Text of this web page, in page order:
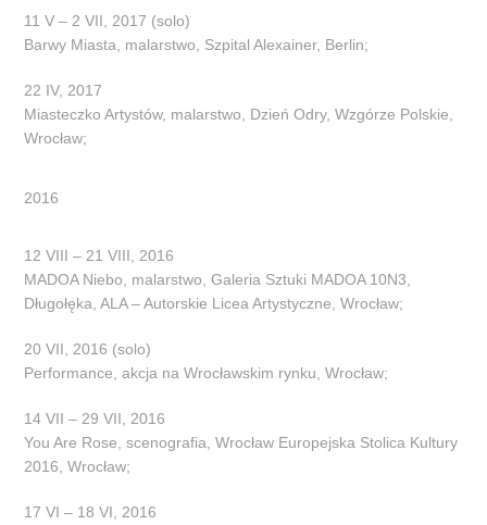
11 V – 2 VII, 2017 (solo)
Barwy Miasta, malarstwo, Szpital Alexainer, Berlin;
22 IV, 2017
Miasteczko Artystów, malarstwo, Dzień Odry, Wzgórze Polskie,
Wrocław;
2016
12 VIII – 21 VIII, 2016
MADOA Niebo, malarstwo, Galeria Sztuki MADOA 10N3,
Długołęka, ALA – Autorskie Licea Artystyczne, Wrocław;
20 VII, 2016 (solo)
Performance, akcja na Wrocławskim rynku, Wrocław;
14 VII – 29 VII, 2016
You Are Rose, scenografia, Wrocław Europejska Stolica Kultury
2016, Wrocław;
17 VI – 18 VI, 2016